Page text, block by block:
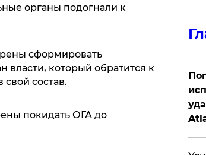
органы подогнали к
сформировать
власти, который обратится к
состав.
покидать ОГА до